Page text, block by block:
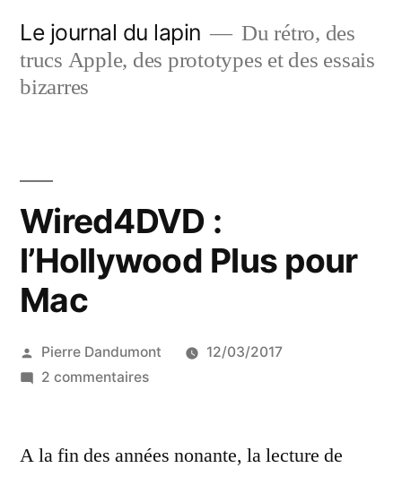
contenu
Le journal du lapin
Du rétro, des
trucs Apple, des prototypes et des essais
bizarres
Wired4DVD :
l’Hollywood Plus pour
Mac
Publié
par
Pierre Dandumont
12/03/2017
2 commentairessur
l’Hollywood
A la fin des années nonante, la lecture de